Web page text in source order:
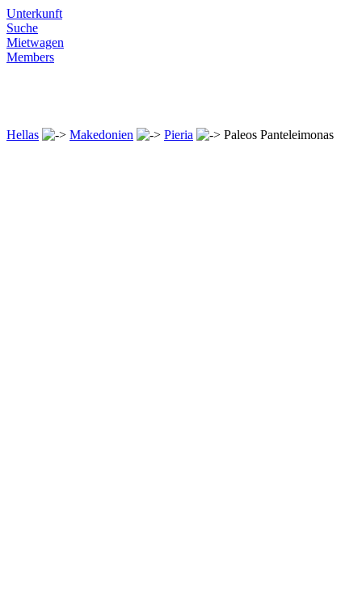
Unterkunft
Suche
Mietwagen
Members
Hellas Makedonien Pieria Paleos Panteleimonas